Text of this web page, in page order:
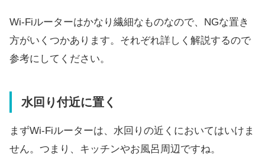
Wi-Fiルーターはかなり繊細なものなので、NGな置き
方がいくつかあります。それぞれ詳しく解説するので
参考にしてください。
水回り付近に置く
まずWi-Fiルーターは、水回りの近くにおいてはいけま
せん。つまり、キッチンやお風呂周辺ですね。